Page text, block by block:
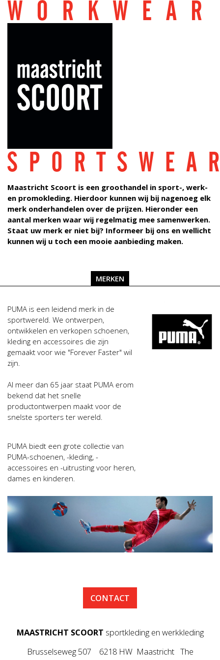
SPORT
WORK
BEDRUKKINGEN
SPONSORING
CONTACT
Maastricht Scoort is een groothandel in sport-, werk-
en promokleding. Hierdoor kunnen wij bij nagenoeg elk
merk onderhandelen over de prijzen. Hieronder een
aantal merken waar wij regelmatig mee samenwerken.
Staat uw merk er niet bij? Informeer bij ons en wellicht
kunnen wij u toch een mooie aanbieding maken.
MERKEN
PUMA is een leidend merk in de
sportwereld. We ontwerpen,
ontwikkelen en verkopen schoenen,
kleding en accessoires die zijn
gemaakt voor wie "Forever Faster" wil
zijn.
Al meer dan 65 jaar staat PUMA erom
bekend dat het snelle
productontwerpen maakt voor de
snelste sporters ter wereld.
PUMA biedt een grote collectie van
PUMA-schoenen, -kleding, -
accessoires en -uitrusting voor heren,
dames en kinderen.
CONTACT
MAASTRICHT SCOORT sportkleding en werkkleding
Brusselseweg 507 6218 HW Maastricht The